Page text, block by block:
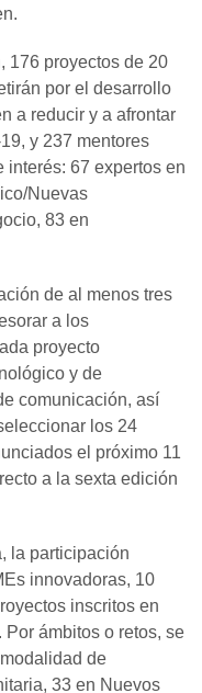
176 proyectos de 20
por el desarrollo
a reducir y a afrontar
y 237 mentores
interés: 67 expertos en
Nuevas
83 en
de al menos tres
a los
proyecto
y de
comunicación, así
los 24
el próximo 11
a la sexta edición
la participación
innovadoras, 10
inscritos en
ámbitos o retos, se
de
33 en Nuevos